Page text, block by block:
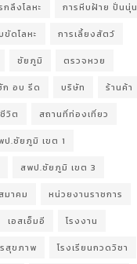
ลึงโลหะ การหีบฝ้าย ปั่นนุ่น
ดโลหะ การเลี้ยงสัตว์
ชัยภูมิ ตรวจหวย
ก อบ รีด บริษัท ร้านค้า
วิต สถานที่ท่องเที่ยว
ป.ชัยภูมิ เขต 1
สพป.ชัยภูมิ เขต 3
สมาคม หน่วยงานราชการ
เอสเอ็มอี โรงงาน
สุขภาพ โรงเรียนกวดวิชา